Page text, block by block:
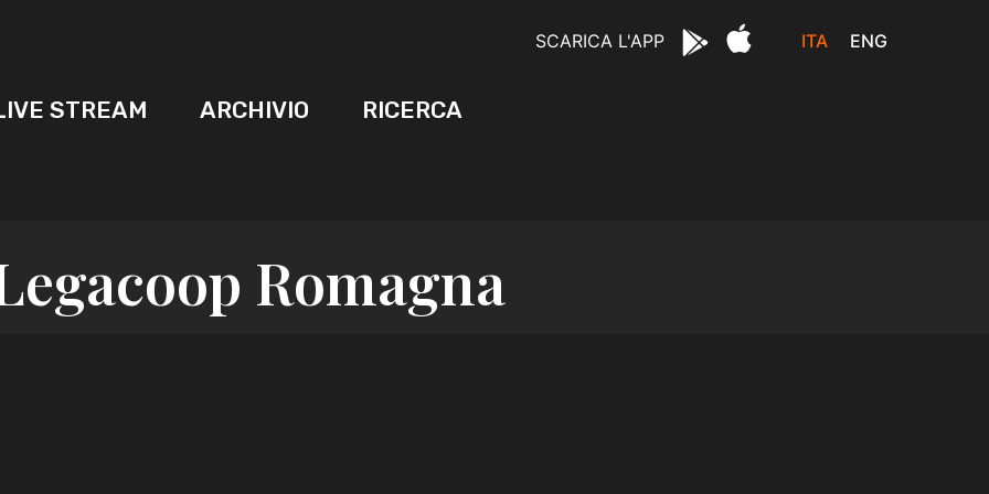
STREAM ARCHIVIO RICERCA
ITA ENG
SCARICA L'APP
Romagna